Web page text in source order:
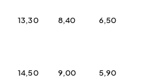
13,30 8,40 6,50
14,50 9,00 5,90